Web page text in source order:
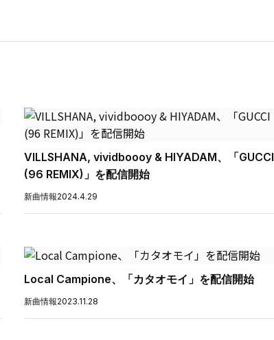
VILLSHANA, vividboooy & HIYADAM、「GUCCI
(96 REMIX)」を配信開始
新曲情報2024.4.29
Local Campione、「カタオモイ」を配信開始
新曲情報2023.11.28